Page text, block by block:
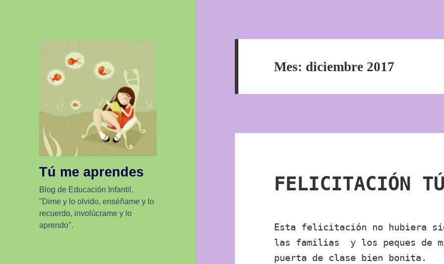
Tú me aprendes
Blog de Educación Infantil.
"Dime y lo olvido, enséñame y lo
recuerdo, involúcrame y lo
aprendo".
Mes: diciembre 2017
FELICITACIÓN
Esta felicitación no hubiera
las familias y los peques de
puerta de clase bien bonita.